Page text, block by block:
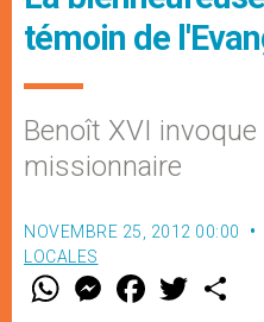
témoin de
Benoît XVI
missionnaire
NOVEMBRE 25, 2012 00:00
LOCALES
W M
e
F
a w